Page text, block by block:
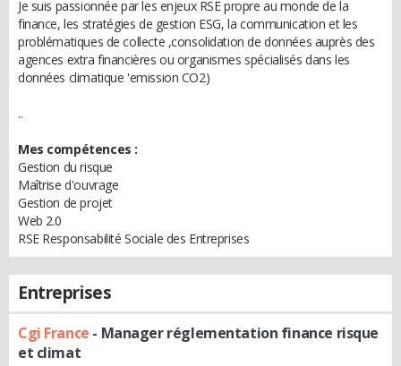
Je suis passionnée par les enjeux RSE propre au monde de la
finance, les stratégies de gestion ESG, la communication et les
problématiques de collecte ,consolidation de données auprès des
agences extra financières ou organismes spécialisés dans les
données climatique 'emission CO2)
..
Mes compétences :
Gestion du risque
Maîtrise d'ouvrage
Gestion de projet
Web 2.0
RSE Responsabilité Sociale des Entreprises
Entreprises
Cgi France - Manager réglementation finance risque
et climat